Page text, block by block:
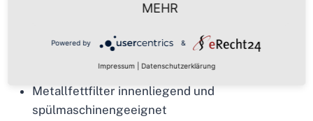
möglich.
Besonderheiten:
Metallfettfilter innenliegend und
spülmaschinengeeignet
MEHR
Powered by &
Impressum Datenschutzerklärung